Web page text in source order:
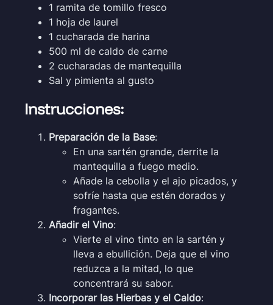
1 ramita de tomillo fresco
1 hoja de laurel
1 cucharada de harina
500 ml de caldo de carne
2 cucharadas de mantequilla
Sal y pimienta al gusto
Instrucciones:
Preparación de la Base:
En una sartén grande, derrite la
mantequilla a fuego medio.
Añade la cebolla y el ajo picados, y
sofríe hasta que estén dorados y
fragantes.
Añadir el Vino:
Vierte el vino tinto en la sartén y
lleva a ebullición. Deja que el vino
reduzca a la mitad, lo que
concentrará su sabor.
Incorporar las Hierbas y el Caldo: